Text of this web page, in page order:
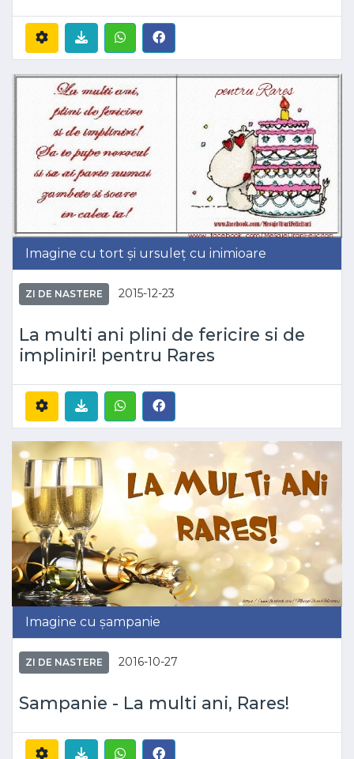
Imagine cu tort și ursuleț cu inimioare
ZI DE NASTERE 2015-12-23
La multi ani plini de fericire si de
impliniri! pentru Rares
Imagine cu șampanie
ZI DE NASTERE 2016-10-27
Sampanie - La multi ani, Rares!